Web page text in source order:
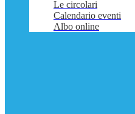
Le circolari
Calendario eventi
Albo online